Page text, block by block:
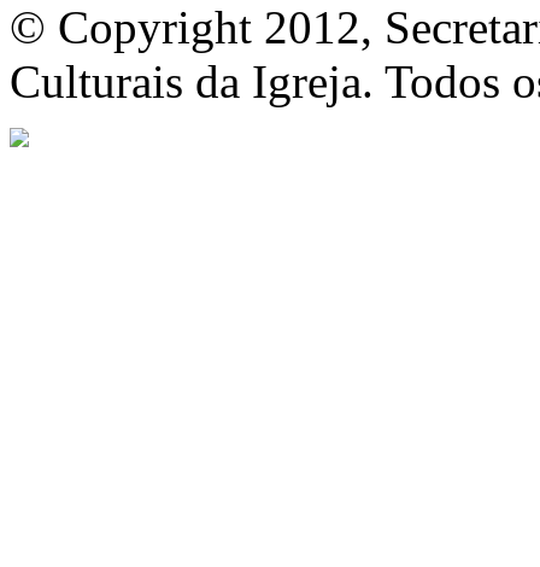
© Copyright 2012,
Culturais da Igreja. Todos